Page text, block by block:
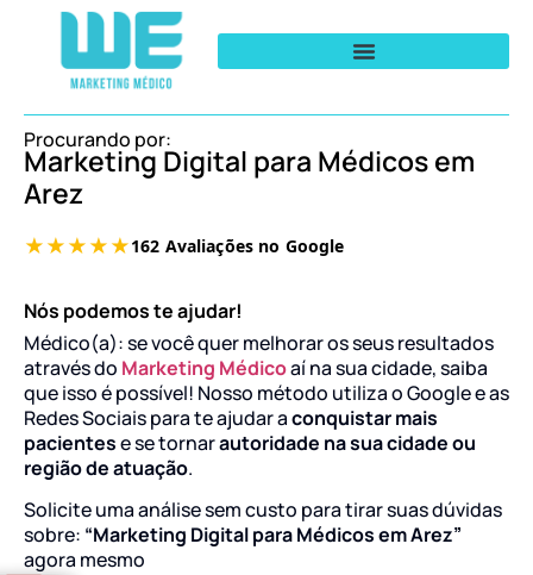
Procurando por:
Marketing Digital para Médicos em
Arez
Nós podemos te ajudar!
Médico(a): se você quer melhorar os seus resultados
através do Marketing Médicoaí na sua cidade, saiba
que isso é possível! Nosso método utiliza o Google e as
Redes Sociais para te ajudar aconquistar mais
pacientese se tornarautoridade na sua cidade ou
região de atuação.
Solicite uma análise sem custo para tirar suas dúvidas
sobre: “Marketing Digital para Médicos em Arez”
agora mesmo